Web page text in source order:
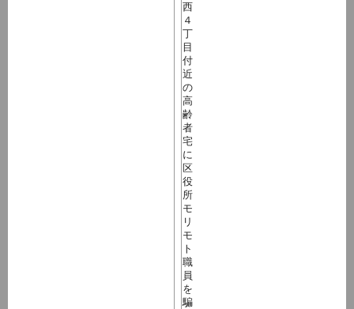
西
４
丁
目
付
近
の
高
齢
者
宅
に
区
役
所
モ
リ
モ
ト
職
員
を
騙